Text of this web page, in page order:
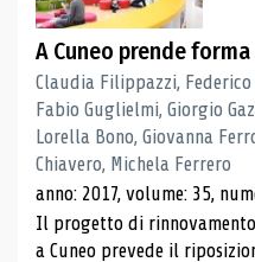
A Cuneo prende
Claudia Filippazzi, Federico
Fabio Guglielmi, Giorgio
Lorella Bono, Giovanna
Chiavero, Michela Ferrero
anno: 2017, volume: 35,
Il progetto di
a Cuneo prevede il